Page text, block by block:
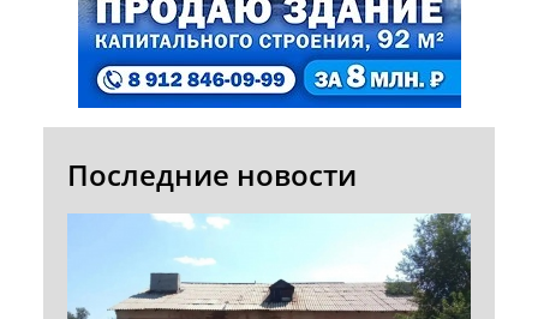
Последние новости